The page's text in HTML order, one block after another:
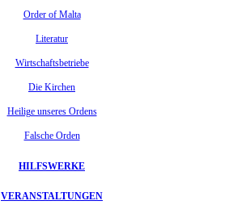
Order of Malta
Literatur
Wirtschaftsbetriebe
Die Kirchen
Heilige unseres Ordens
Falsche Orden
HILFSWERKE
VERANSTALTUNGEN